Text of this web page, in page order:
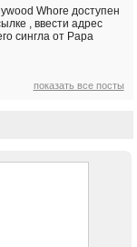
Whore доступен
, ввести адрес
сингла от Papa
показать все посты